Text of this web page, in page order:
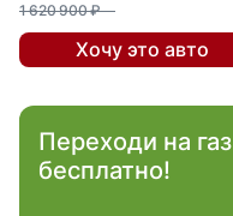
1 620 900 ₽
Хочу это авто
Переходи на газ
бесплатно!